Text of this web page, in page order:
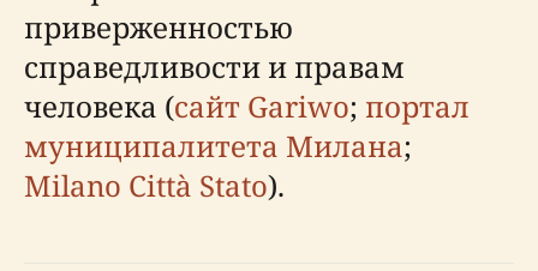
приверженностью
справедливости и правам
человека (сайт Gariwo; портал
муниципалитета Милана;
Milano Città Stato).